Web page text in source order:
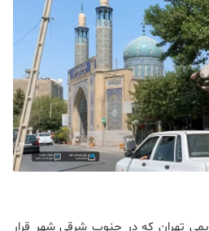
تهران که در جنوب شرقی شهر قرار